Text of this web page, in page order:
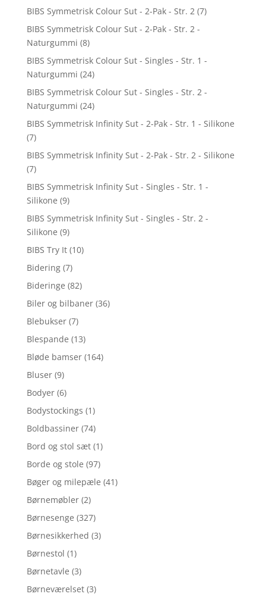
BIBS Symmetrisk Colour Sut - 2-Pak - Str. 2 (7)
BIBS Symmetrisk Colour Sut - 2-Pak - Str. 2 -
Naturgummi (8)
BIBS Symmetrisk Colour Sut - Singles - Str. 1 -
Naturgummi (24)
BIBS Symmetrisk Colour Sut - Singles - Str. 2 -
Naturgummi (24)
BIBS Symmetrisk Infinity Sut - 2-Pak - Str. 1 - Silikone
(7)
BIBS Symmetrisk Infinity Sut - 2-Pak - Str. 2 - Silikone
(7)
BIBS Symmetrisk Infinity Sut - Singles - Str. 1 -
Silikone (9)
BIBS Symmetrisk Infinity Sut - Singles - Str. 2 -
Silikone (9)
BIBS Try It (10)
Bidering (7)
Bideringe (82)
Biler og bilbaner (36)
Blebukser (7)
Blespande (13)
Bløde bamser (164)
Bluser (9)
Bodyer (6)
Bodystockings (1)
Boldbassiner (74)
Bord og stol sæt (1)
Borde og stole (97)
Bøger og milepæle (41)
Børnemøbler (2)
Børnesenge (327)
Børnesikkerhed (3)
Børnestol (1)
Børnetavle (3)
Børneværelset (3)